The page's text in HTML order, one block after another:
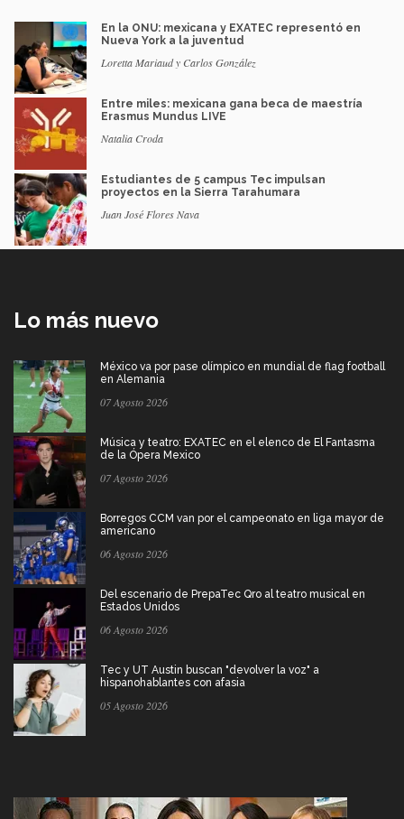
En la ONU: mexicana y EXATEC representó en
Nueva York a la juventud
Loretta Mariaud y Carlos González
Entre miles: mexicana gana beca de maestría
Erasmus Mundus LIVE
Natalia Croda
Estudiantes de 5 campus Tec impulsan
proyectos en la Sierra Tarahumara
Juan José Flores Nava
Lo más nuevo
México va por pase olímpico en mundial de flag football
en Alemania
07 Agosto 2026
Música y teatro: EXATEC en el elenco de El Fantasma
de la Ópera Mexico
07 Agosto 2026
Borregos CCM van por el campeonato en liga mayor de
americano
06 Agosto 2026
Del escenario de PrepaTec Qro al teatro musical en
Estados Unidos
06 Agosto 2026
Tec y UT Austin buscan "devolver la voz" a
hispanohablantes con afasia
05 Agosto 2026